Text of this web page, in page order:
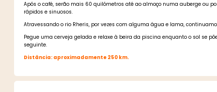
Após o café, serão mais 60 quilómetros até ao almoço numa auberge ou
rápidos e sinuosos.
Atravessando o rio Rheris, por vezes com alguma água e lama,
Pegue uma cerveja gelada e relaxe à beira da piscina enquanto o sol se
seguinte.
Distância: aproximadamente 250 km.